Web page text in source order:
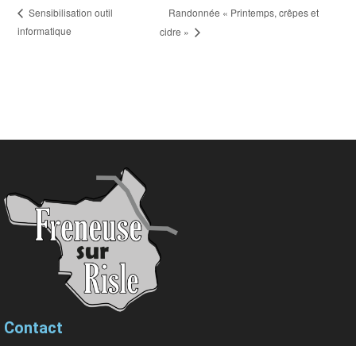
Sensibilisation outil
informatique
Randonnée « Printemps, crêpes et
cidre »
Contact